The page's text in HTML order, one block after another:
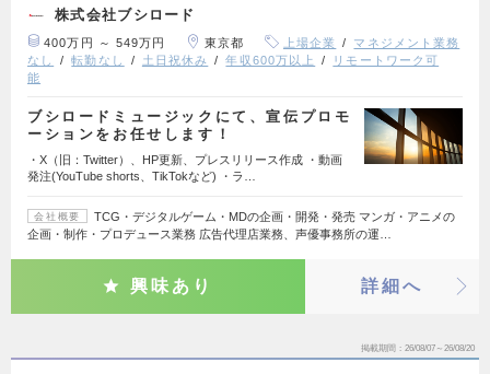
株式会社ブシロード
400万円 ～ 549万円 東京都 上場企業
マネジメント業務
なし
転勤なし 土日祝休み 年収600万以上
リモートワーク可
能
ブシロードミュージックにて、宣伝プロモ
ーションをお任せします！
・X（旧：Twitter）、HP更新、プレスリリース作成 ・動画
発注(YouTube shorts、TikTokなど) ・ラ…
会社概要
TCG・デジタルゲーム・MDの企画・開発・発売 マンガ・アニメの
企画・制作・プロデュース業務 広告代理店業務、声優事務所の運…
興味あり 詳細へ
掲載期間 26/08/07～26/08/20